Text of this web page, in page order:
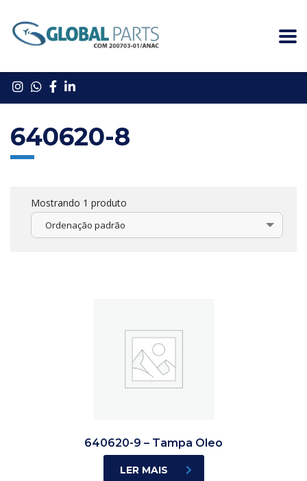
640620-8
Mostrando 1 produto
Ordenação padrão
640620-9 – Tampa Oleo
LER MAIS